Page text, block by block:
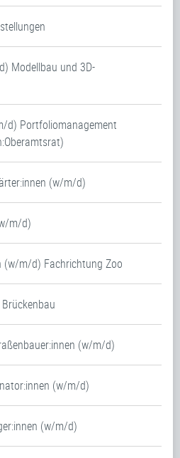
Modellbau und 3D-
d) Portfoliomanagement
(w/m/d)
m/d)
(w/m/d) Fachrichtung Zoo
(w/m/d)
(w/m/d)
(w/m/d)